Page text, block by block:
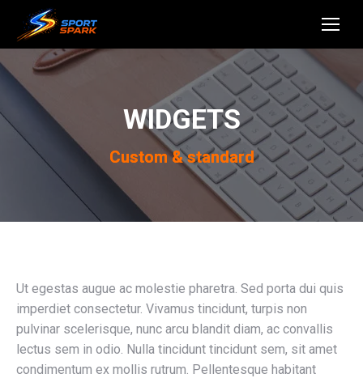
WIDGETS
Custom & standard
Ut egestas augue ac molestie pharetra. Sed porta dui quis
imperdiet consectetur. Vivamus tincidunt, turpis non
pulvinar scelerisque, nunc arcu blandit diam, ac convallis
lectus sem in odio. Nulla tincidunt tincidunt sem, sit amet
condimentum ex mollis rutrum. Pellentesque habitant